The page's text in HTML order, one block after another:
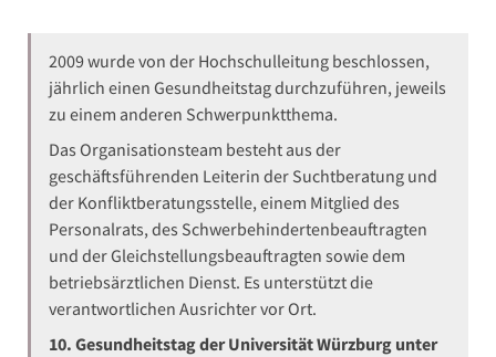
2009 wurde von der Hochschulleitung beschlossen,
jährlich einen Gesundheitstag durchzuführen, jeweils
zu einem anderen Schwerpunktthema.
Das Organisationsteam besteht aus der
geschäftsführenden Leiterin der Suchtberatung und
der Konfliktberatungsstelle, einem Mitglied des
Personalrats, des Schwerbehindertenbeauftragten
und der Gleichstellungsbeauftragten sowie dem
betriebsärztlichen Dienst. Es unterstützt die
verantwortlichen Ausrichter vor Ort.
10. Gesundheitstag der Universität Würzburg unter